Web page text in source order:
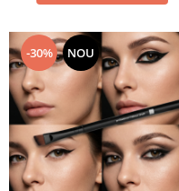
-30% NOU